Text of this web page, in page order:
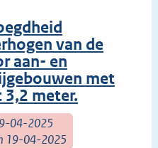
van de
aan- en
met
meter.
04-2025
19-04-2025